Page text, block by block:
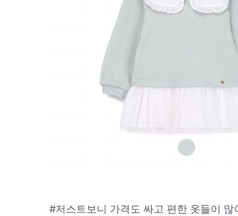
#저스트보니 가격도 싸고 편한 옷들이